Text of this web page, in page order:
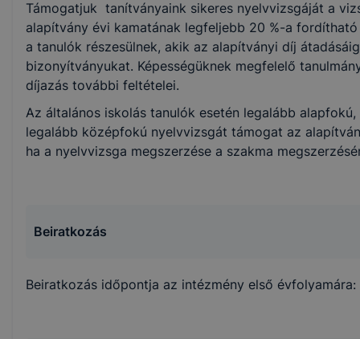
Támogatjuk tanítványaink sikeres nyelvvizsgáját a
alapítvány évi kamatának legfeljebb 20 %-a
a tanulók részesülnek, akik az alapítványi díj
bizonyítványukat. Képességüknek megfelelő
díjazás további feltételei.
Az általános iskolás tanulók esetén legalább
legalább középfokú nyelvvizsgát támogat az
ha a nyelvvizsga megszerzése a szakma
Beiratkozás
Beiratkozás időpontja az intézmény első